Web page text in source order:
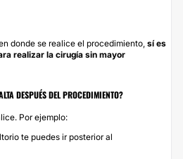
donde se realice el procedimiento, sí es
realizar la cirugía sin mayor
DESPUÉS DEL PROCEDIMIENTO?
Por ejemplo:
te puedes ir posterior al